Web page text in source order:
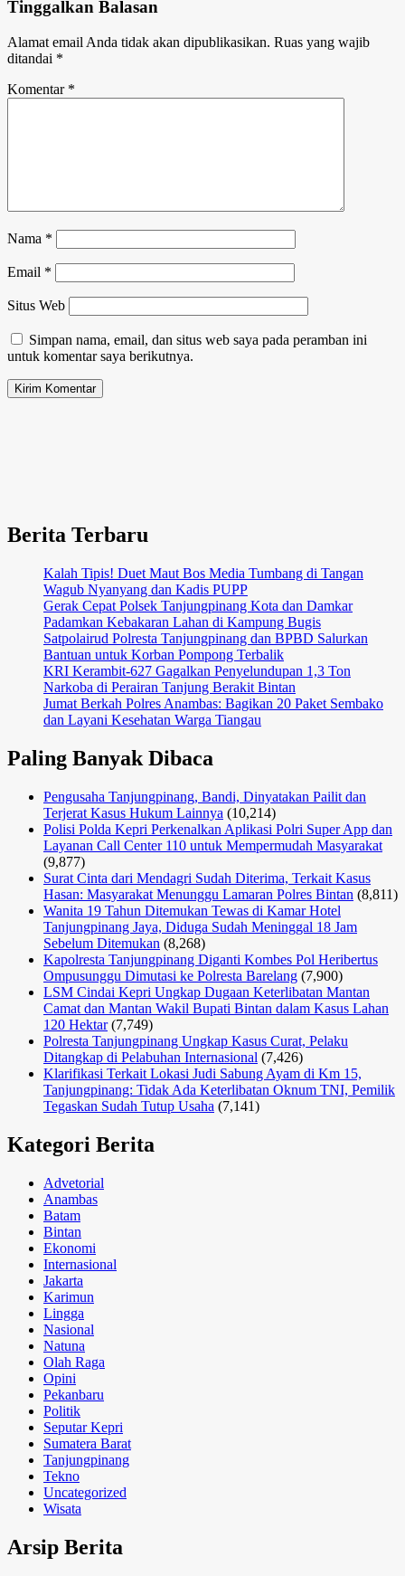
Tinggalkan Balasan
Alamat email Anda tidak akan dipublikasikan. Ruas yang wajib
ditandai *
Komentar *
Nama *
Email *
Situs Web
Simpan nama, email, dan situs web saya pada peramban ini
untuk komentar saya berikutnya.
Berita Terbaru
Kalah Tipis! Duet Maut Bos Media Tumbang di Tangan
Wagub Nyanyang dan Kadis PUPP
Gerak Cepat Polsek Tanjungpinang Kota dan Damkar
Padamkan Kebakaran Lahan di Kampung Bugis
Satpolairud Polresta Tanjungpinang dan BPBD Salurkan
Bantuan untuk Korban Pompong Terbalik
KRI Kerambit-627 Gagalkan Penyelundupan 1,3 Ton
Narkoba di Perairan Tanjung Berakit Bintan
Jumat Berkah Polres Anambas: Bagikan 20 Paket Sembako
dan Layani Kesehatan Warga Tiangau
Paling Banyak Dibaca
Pengusaha Tanjungpinang, Bandi, Dinyatakan Pailit dan
Terjerat Kasus Hukum Lainnya (10,214)
Polisi Polda Kepri Perkenalkan Aplikasi Polri Super App dan
Layanan Call Center 110 untuk Mempermudah Masyarakat
(9,877)
Surat Cinta dari Mendagri Sudah Diterima, Terkait Kasus
Hasan: Masyarakat Menunggu Lamaran Polres Bintan (8,811)
Wanita 19 Tahun Ditemukan Tewas di Kamar Hotel
Tanjungpinang Jaya, Diduga Sudah Meninggal 18 Jam
Sebelum Ditemukan (8,268)
Kapolresta Tanjungpinang Diganti Kombes Pol Heribertus
Ompusunggu Dimutasi ke Polresta Barelang (7,900)
LSM Cindai Kepri Ungkap Dugaan Keterlibatan Mantan
Camat dan Mantan Wakil Bupati Bintan dalam Kasus Lahan
120 Hektar (7,749)
Polresta Tanjungpinang Ungkap Kasus Curat, Pelaku
Ditangkap di Pelabuhan Internasional (7,426)
Klarifikasi Terkait Lokasi Judi Sabung Ayam di Km 15,
Tanjungpinang: Tidak Ada Keterlibatan Oknum TNI, Pemilik
Tegaskan Sudah Tutup Usaha (7,141)
Kategori Berita
Advetorial
Anambas
Batam
Bintan
Ekonomi
Internasional
Jakarta
Karimun
Lingga
Nasional
Natuna
Olah Raga
Opini
Pekanbaru
Politik
Seputar Kepri
Sumatera Barat
Tanjungpinang
Tekno
Uncategorized
Wisata
Arsip Berita